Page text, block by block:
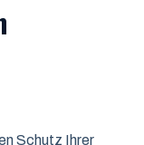
Schutz Ihrer